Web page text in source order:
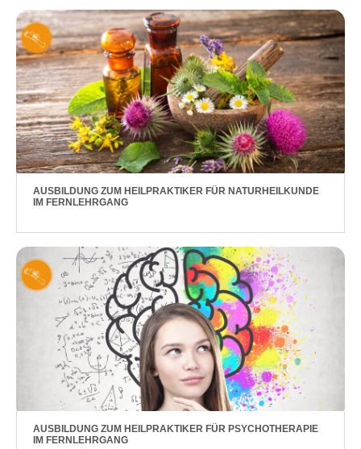
AUSBILDUNG ZUM HEILPRAKTIKER FÜR NATURHEILKUNDE
IM FERNLEHRGANG
AUSBILDUNG ZUM HEILPRAKTIKER FÜR PSYCHOTHERAPIE
IM FERNLEHRGANG